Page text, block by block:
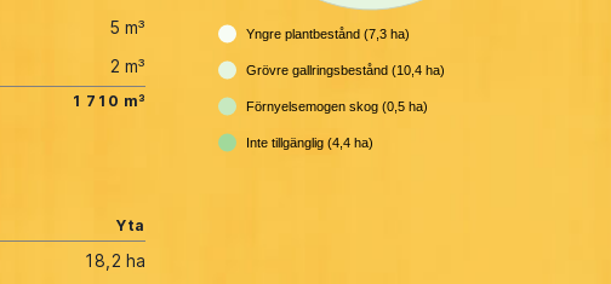
5 m³
2 m³
1 710 m³
Yta
18,2 ha
Yngre plantbestånd (7,3 ha)
Grövre gallringsbestånd (10,4 ha)
Förnyelsemogen skog (0,5 ha)
Inte tillgänglig (4,4 ha)